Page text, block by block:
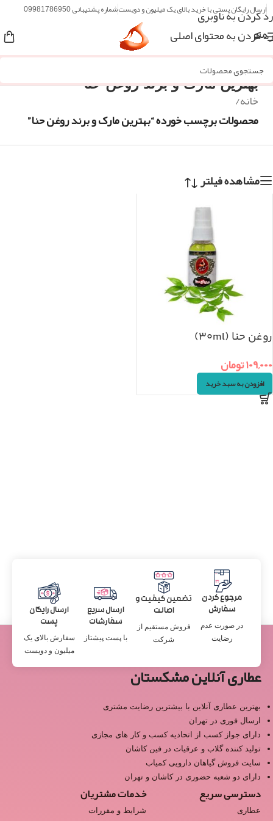
رد کردن به ناوبری
رد کردن به محتوای اصلی
ارسال رایگان پستی با خرید بالای یک میلیون و دویستشماره پشتیبانی 09981786950
منو
بهترین مارک و برند روغن حنا
خانه/
محصولات برچسب خورده “بهترین مارک و برند روغن حنا”
مشاهده فیلتر
روغن حنا (۳۰ml)
۱۰۹,۰۰۰تومان
افزودن به سبد خرید
مرجوع کردن
سفارش
در صورت عدم
رضایت
تضمین کیفیت و
اصالت
فروش مستقیم از
شرکت
ارسال سریع
سفارشات
با پست پیشتاز
ارسال رایگان
پست
سفارش بالای یک
میلیون و دویست
عطاری آنلاین مشکستان
بهترین عطاری آنلاین با بیشترین رضایت مشتری
ارسال فوری در تهران
دارای جواز کسب از اتحادیه کسب و کار های مجازی
تولید کننده گلاب و عرقیات در فین کاشان
سایت فروش گیاهان دارویی کمیاب
دارای دو شعبه حضوری در کاشان و تهران
دسترسی سریع
عطاری
خدمات مشتریان
شرایط و مقررات